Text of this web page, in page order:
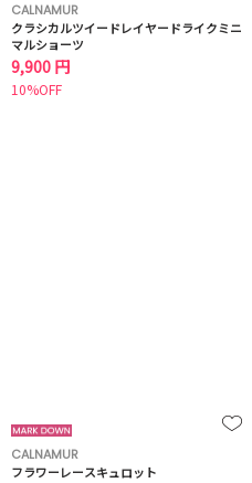
CALNAMUR
クラシカルツイードレイヤードライクミニ
マルショーツ
9,900 円
10%OFF
CALNAMUR
フラワーレースキュロット